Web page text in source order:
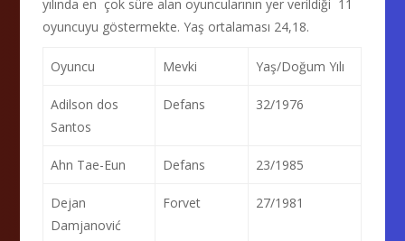
yılında en çok süre alan oyuncularının yer verildiği 11
oyuncuyu göstermekte. Yaş ortalaması 24,18.
Oyuncu Mevki Yaş/Doğum Yılı
Adilson dos
Santos
Defans 32/1976
Ahn Tae-Eun Defans 23/1985
Dejan
Damjanović
Forvet 27/1981